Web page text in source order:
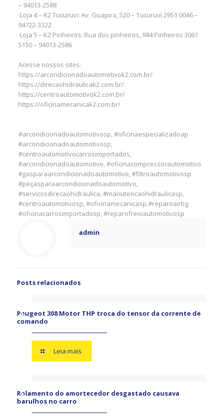
– 94013-2588
·Loja 4 – K2 Tucuruvi: Av. Guapira, 520 – Tucuruvi 2951 0046 –
94722-3322
·Loja 5 – K2 Pinheiros: Rua dos pinheiros, 984 Pinheiros 3061
5150 – 94013-2586
Acesse nossos sites:
https://arcondicionadoautomotivok2.com.br/
https://direcaohidraulicak2.com.br/
https://centroautomotivok2.com.br/
https://oficinamecanicak2.com.br/
#arcondicionadoautomotivosp, #oficinaespecializadoap
#arcondicionadoautomotivosp,
#centroautomotivocarrosimportados,
#arcondicionadoautomotivo, #oficinacompressorautomotivo
#gasparaarcondicionadoautomotivo, #filtroautomotivosp
#peçasparaarcondicionadoautomotivo,
#servicosdirecaohidraulica, #manutencaohidraulicasp,
#centroautomotivosp, #oficinamecanicasp,#reparoairbg
#oficinacarrosimportadosp, #reparofreioautomotivosp
admin
Posts relacionados
Peugeot 308 Motor THP troca do tensor da corrente de
comando
Leia mais
Rolamento do amortecedor desgastado causava
barulhos no carro